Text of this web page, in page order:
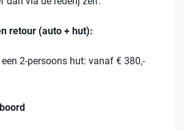
retour (auto + hut):
2-persoons hut: vanaf € 380,-